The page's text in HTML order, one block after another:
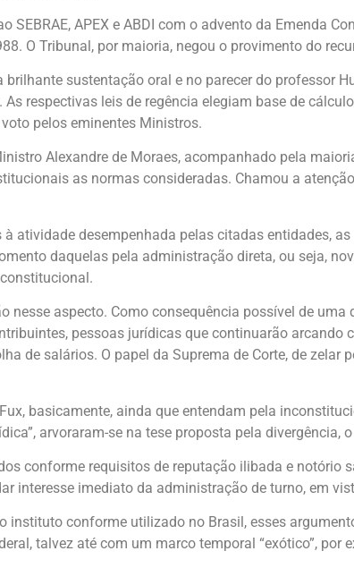
APEX e ABDI com o advento da Emenda
O Tribunal, por maioria, negou o provimento do
sustentação oral e no parecer do professor
respectivas leis de regência elegiam base de
pelos eminentes Ministros.
Alexandre de Moraes, acompanhado pela
as normas consideradas. Chamou a
atividade desempenhada pelas citadas entidades,
daquelas pela administração direta, ou seja,
nesse aspecto. Como consequência possível de
pessoas jurídicas que continuarão
de salários. O papel da Suprema de Corte, de zelar
basicamente, ainda que entendam pela
arvoraram-se na tese proposta pela divergência,
conforme requisitos de reputação ilibada e notório
interesse imediato da administração de turno, em
instituto conforme utilizado no Brasil, esses
talvez até com um marco temporal “exótico”,